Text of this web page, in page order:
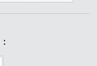
: